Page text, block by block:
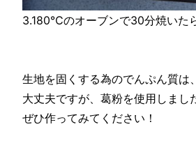
3.180℃のオーブンで30分焼いた
生地を固くする為のでんぷん質は
大丈夫ですが、葛粉を使用しまし
ぜひ作ってみてください！